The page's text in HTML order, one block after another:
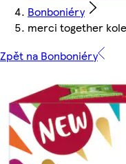
Bonboniéry
merci together
Zpět na Bonboniéry